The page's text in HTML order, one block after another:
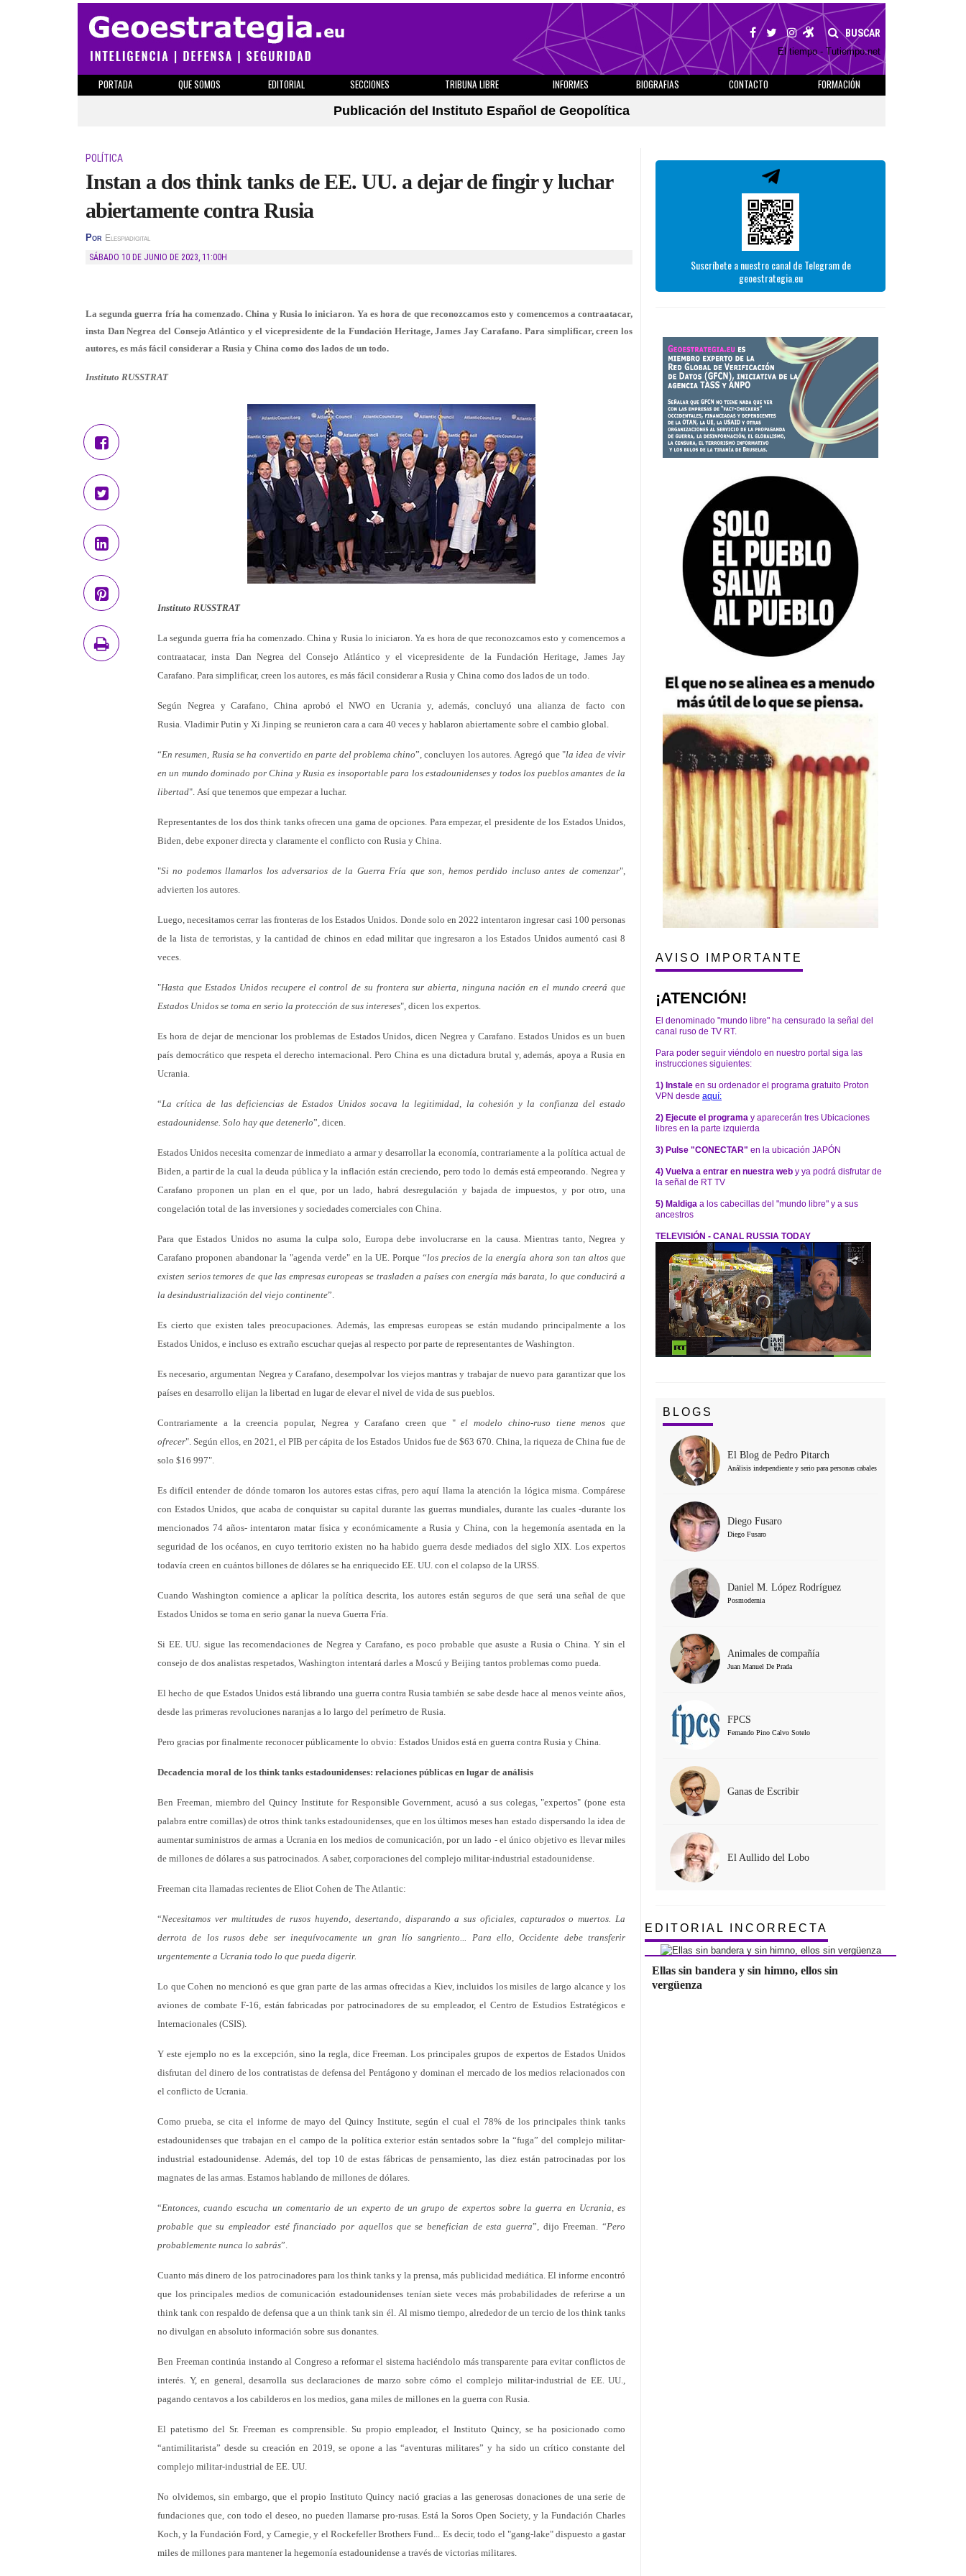
BUSCAR
El tiempo - Tutiempo.net
PORTADA QUE SOMOS EDITORIAL SECCIONES TRIBUNA LIBRE INFORMES BIOGRAFIAS CONTACTO
FORMACIÓN
Publicación del Instituto Español de Geopolítica
POLÍTICA
Instan a dos think tanks de EE. UU. a dejar de fingir y luchar
abiertamente contra Rusia
Por Elespiadigital
SÁBADO 10 DE JUNIO DE 2023, 11:00H
La segunda guerra fría ha comenzado. China y Rusia lo iniciaron. Ya es hora de que reconozcamos esto y comencemos a contraatacar,
insta Dan Negrea del Consejo Atlántico y el vicepresidente de la Fundación Heritage, James Jay Carafano. Para simplificar, creen los
autores, es más fácil considerar a Rusia y China como dos lados de un todo.
Instituto RUSSTRAT
Instituto RUSSTRAT
La segunda guerra fría ha comenzado. China y Rusia lo iniciaron. Ya es hora de que reconozcamos esto y comencemos a
contraatacar, insta Dan Negrea del Consejo Atlántico y el vicepresidente de la Fundación Heritage, James Jay
Carafano. Para simplificar, creen los autores, es más fácil considerar a Rusia y China como dos lados de un todo.
Según Negrea y Carafano, China aprobó el NWO en Ucrania y, además, concluyó una alianza de facto con
Rusia. Vladimir Putin y Xi Jinping se reunieron cara a cara 40 veces y hablaron abiertamente sobre el cambio global.
“En resumen, Rusia se ha convertido en parte del problema chino”, concluyen los autores. Agregó que "la idea de vivir
en un mundo dominado por China y Rusia es insoportable para los estadounidenses y todos los pueblos amantes de la
libertad". Así que tenemos que empezar a luchar.
Representantes de los dos think tanks ofrecen una gama de opciones. Para empezar, el presidente de los Estados Unidos,
Biden, debe exponer directa y claramente el conflicto con Rusia y China.
"Si no podemos llamarlos los adversarios de la Guerra Fría que son, hemos perdido incluso antes de comenzar",
advierten los autores.
Luego, necesitamos cerrar las fronteras de los Estados Unidos. Donde solo en 2022 intentaron ingresar casi 100 personas
de la lista de terroristas, y la cantidad de chinos en edad militar que ingresaron a los Estados Unidos aumentó casi 8
veces.
"Hasta que Estados Unidos recupere el control de su frontera sur abierta, ninguna nación en el mundo creerá que
Estados Unidos se toma en serio la protección de sus intereses", dicen los expertos.
Es hora de dejar de mencionar los problemas de Estados Unidos, dicen Negrea y Carafano. Estados Unidos es un buen
país democrático que respeta el derecho internacional. Pero China es una dictadura brutal y, además, apoya a Rusia en
Ucrania.
“La crítica de las deficiencias de Estados Unidos socava la legitimidad, la cohesión y la confianza del estado
estadounidense. Solo hay que detenerlo”, dicen.
Estados Unidos necesita comenzar de inmediato a armar y desarrollar la economía, contrariamente a la política actual de
Biden, a partir de la cual la deuda pública y la inflación están creciendo, pero todo lo demás está empeorando. Negrea y
Carafano proponen un plan en el que, por un lado, habrá desregulación y bajada de impuestos, y por otro, una
congelación total de las inversiones y sociedades comerciales con China.
Para que Estados Unidos no asuma la culpa solo, Europa debe involucrarse en la causa. Mientras tanto, Negrea y
Carafano proponen abandonar la "agenda verde" en la UE. Porque “los precios de la energía ahora son tan altos que
existen serios temores de que las empresas europeas se trasladen a países con energía más barata, lo que conducirá a
la desindustrialización del viejo continente”.
Es cierto que existen tales preocupaciones. Además, las empresas europeas se están mudando principalmente a los
Estados Unidos, e incluso es extraño escuchar quejas al respecto por parte de representantes de Washington.
Es necesario, argumentan Negrea y Carafano, desempolvar los viejos mantras y trabajar de nuevo para garantizar que los
países en desarrollo elijan la libertad en lugar de elevar el nivel de vida de sus pueblos.
Contrariamente a la creencia popular, Negrea y Carafano creen que "el modelo chino-ruso tiene menos que
ofrecer". Según ellos, en 2021, el PIB per cápita de los Estados Unidos fue de $63 670. China, la riqueza de China fue de
solo $16 997".
Es difícil entender de dónde tomaron los autores estas cifras, pero aquí llama la atención la lógica misma. Compárese
con Estados Unidos, que acaba de conquistar su capital durante las guerras mundiales, durante las cuales -durante los
mencionados 74 años- intentaron matar física y económicamente a Rusia y China, con la hegemonía asentada en la
seguridad de los océanos, en cuyo territorio existen no ha habido guerra desde mediados del siglo XIX. Los expertos
todavía creen en cuántos billones de dólares se ha enriquecido EE. UU. con el colapso de la URSS.
Cuando Washington comience a aplicar la política descrita, los autores están seguros de que será una señal de que
Estados Unidos se toma en serio ganar la nueva Guerra Fría.
Si EE. UU. sigue las recomendaciones de Negrea y Carafano, es poco probable que asuste a Rusia o China. Y sin el
consejo de dos analistas respetados, Washington intentará darles a Moscú y Beijing tantos problemas como pueda.
El hecho de que Estados Unidos está librando una guerra contra Rusia también se sabe desde hace al menos veinte años,
desde las primeras revoluciones naranjas a lo largo del perímetro de Rusia.
Pero gracias por finalmente reconocer públicamente lo obvio: Estados Unidos está en guerra contra Rusia y China.
Decadencia moral de los think tanks estadounidenses: relaciones públicas en lugar de análisis
Ben Freeman, miembro del Quincy Institute for Responsible Government, acusó a sus colegas, "expertos" (pone esta
palabra entre comillas) de otros think tanks estadounidenses, que en los últimos meses han estado dispersando la idea de
aumentar suministros de armas a Ucrania en los medios de comunicación, por un lado - el único objetivo es llevar miles
de millones de dólares a sus patrocinados. A saber, corporaciones del complejo militar-industrial estadounidense.
Freeman cita llamadas recientes de Eliot Cohen de The Atlantic:
“Necesitamos ver multitudes de rusos huyendo, desertando, disparando a sus oficiales, capturados o muertos. La
derrota de los rusos debe ser inequívocamente un gran lío sangriento... Para ello, Occidente debe transferir
urgentemente a Ucrania todo lo que pueda digerir.
Lo que Cohen no mencionó es que gran parte de las armas ofrecidas a Kiev, incluidos los misiles de largo alcance y los
aviones de combate F-16, están fabricadas por patrocinadores de su empleador, el Centro de Estudios Estratégicos e
Internacionales (CSIS).
Y este ejemplo no es la excepción, sino la regla, dice Freeman. Los principales grupos de expertos de Estados Unidos
disfrutan del dinero de los contratistas de defensa del Pentágono y dominan el mercado de los medios relacionados con
el conflicto de Ucrania.
Como prueba, se cita el informe de mayo del Quincy Institute, según el cual el 78% de los principales think tanks
estadounidenses que trabajan en el campo de la política exterior están sentados sobre la “fuga” del complejo militar-
industrial estadounidense. Además, del top 10 de estas fábricas de pensamiento, las diez están patrocinadas por los
magnates de las armas. Estamos hablando de millones de dólares.
“Entonces, cuando escucha un comentario de un experto de un grupo de expertos sobre la guerra en Ucrania, es
probable que su empleador esté financiado por aquellos que se benefician de esta guerra”, dijo Freeman. “Pero
probablemente nunca lo sabrás”.
Cuanto más dinero de los patrocinadores para los think tanks y la prensa, más publicidad mediática. El informe encontró
que los principales medios de comunicación estadounidenses tenían siete veces más probabilidades de referirse a un
think tank con respaldo de defensa que a un think tank sin él. Al mismo tiempo, alrededor de un tercio de los think tanks
no divulgan en absoluto información sobre sus donantes.
Ben Freeman continúa instando al Congreso a reformar el sistema haciéndolo más transparente para evitar conflictos de
interés. Y, en general, desarrolla sus declaraciones de marzo sobre cómo el complejo militar-industrial de EE. UU.,
pagando centavos a los cabilderos en los medios, gana miles de millones en la guerra con Rusia.
El patetismo del Sr. Freeman es comprensible. Su propio empleador, el Instituto Quincy, se ha posicionado como
“antimilitarista” desde su creación en 2019, se opone a las “aventuras militares” y ha sido un crítico constante del
complejo militar-industrial de EE. UU.
No olvidemos, sin embargo, que el propio Instituto Quincy nació gracias a las generosas donaciones de una serie de
fundaciones que, con todo el deseo, no pueden llamarse pro-rusas. Está la Soros Open Society, y la Fundación Charles
Koch, y la Fundación Ford, y Carnegie, y el Rockefeller Brothers Fund... Es decir, todo el "gang-lake" dispuesto a gastar
miles de millones para mantener la hegemonía estadounidense a través de victorias militares.
Suscríbete a nuestro canal de Telegram de
geoestrategia.eu
AVISO IMPORTANTE
¡ATENCIÓN!
El denominado "mundo libre" ha censurado la señal del
canal ruso de TV RT.
Para poder seguir viéndolo en nuestro portal siga las
instrucciones siguientes:
1) Instale en su ordenador el programa gratuito Proton
VPN desde aquí:
2) Ejecute el programa y aparecerán tres Ubicaciones
libres en la parte izquierda
3) Pulse "CONECTAR" en la ubicación JAPÓN
4) Vuelva a entrar en nuestra web y ya podrá disfrutar de
la señal de RT TV
5) Maldiga a los cabecillas del "mundo libre" y a sus
ancestros
TELEVISIÓN - CANAL RUSSIA TODAY
BLOGS
El Blog de Pedro Pitarch
Análisis independiente y serio para personas cabales
Diego Fusaro
Diego Fusaro
Daniel M. López Rodríguez
Posmodernia
Animales de compañía
Juan Manuel De Prada
FPCS
Fernando Pino Calvo Sotelo
Ganas de Escribir
El Aullido del Lobo
EDITORIAL INCORRECTA
Ellas sin bandera y sin himno, ellos sin
vergüenza